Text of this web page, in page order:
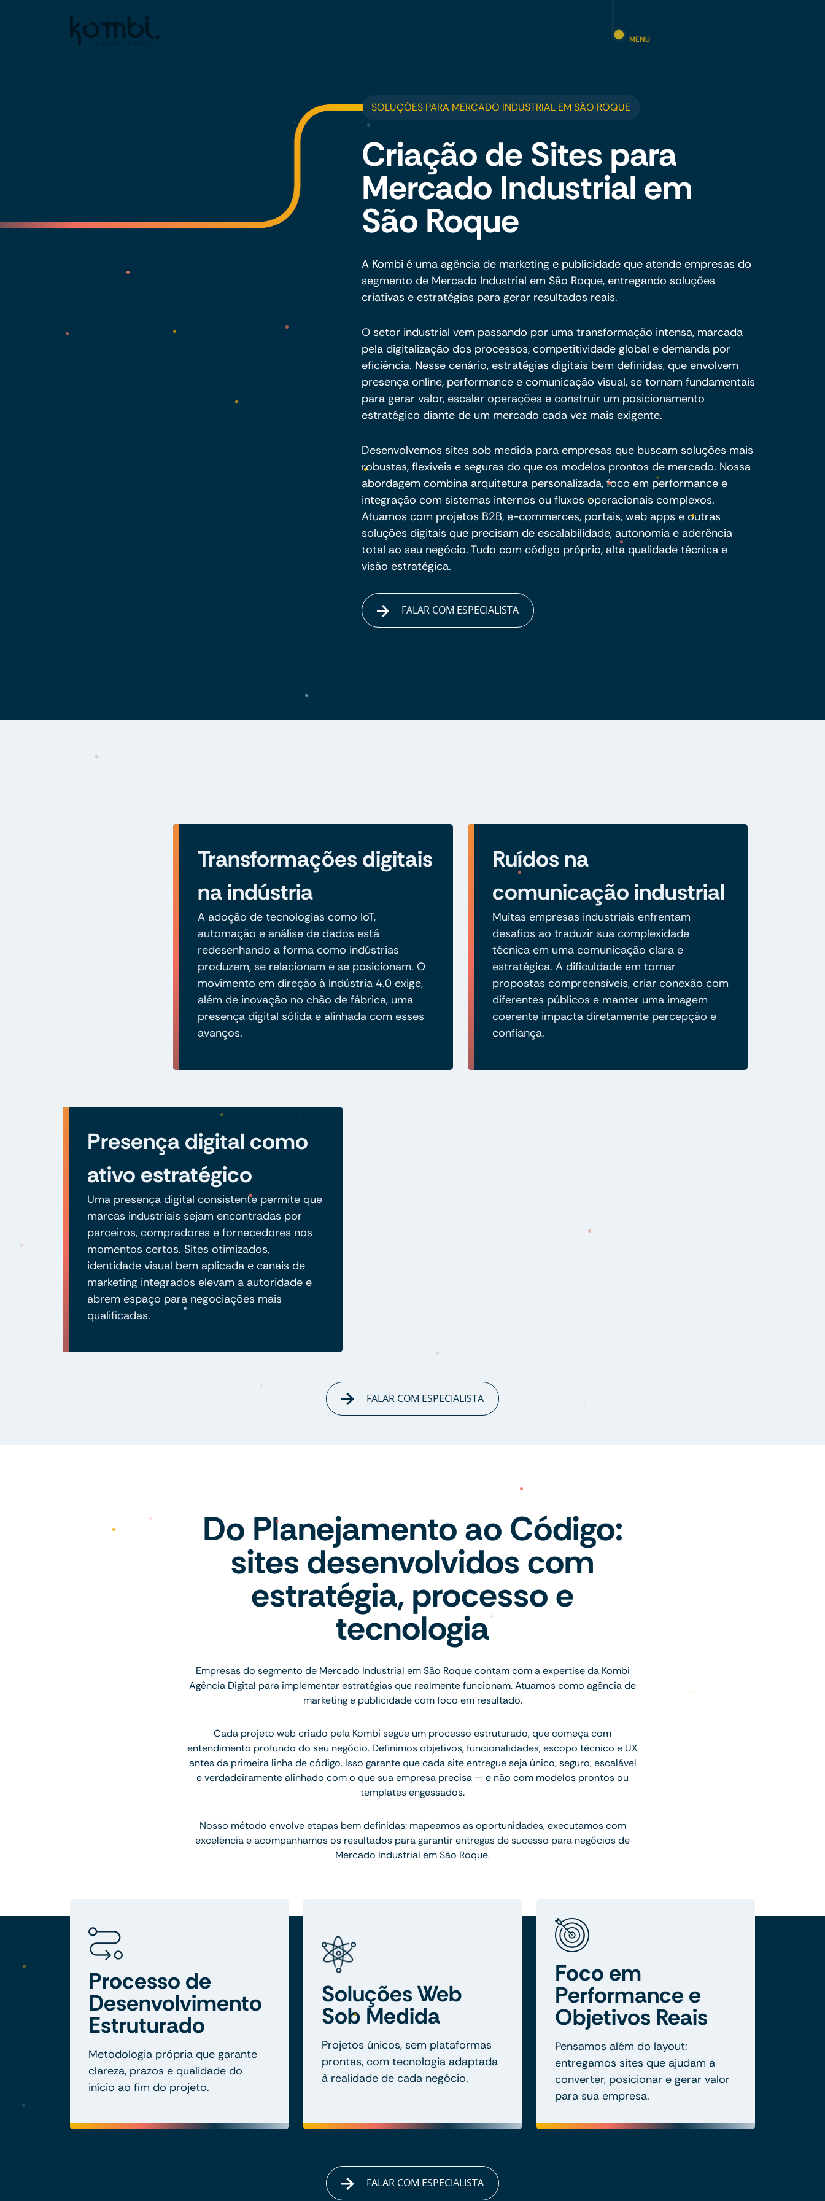
MENU
SOLUÇÕES PARA MERCADO INDUSTRIAL EM SÃO ROQUE
Criação de Sites para
Mercado Industrial em
São Roque
A Kombi é uma agência de marketing e publicidade que atende empresas do
segmento de Mercado Industrial em São Roque, entregando soluções
criativas e estratégias para gerar resultados reais.
O setor industrial vem passando por uma transformação intensa, marcada
pela digitalização dos processos, competitividade global e demanda por
eficiência. Nesse cenário, estratégias digitais bem definidas, que envolvem
presença online, performance e comunicação visual, se tornam fundamentais
para gerar valor, escalar operações e construir um posicionamento
estratégico diante de um mercado cada vez mais exigente.
Desenvolvemos sites sob medida para empresas que buscam soluções mais
robustas, flexíveis e seguras do que os modelos prontos de mercado. Nossa
abordagem combina arquitetura personalizada, foco em performance e
integração com sistemas internos ou fluxos operacionais complexos.
Atuamos com projetos B2B, e-commerces, portais, web apps e outras
soluções digitais que precisam de escalabilidade, autonomia e aderência
total ao seu negócio. Tudo com código próprio, alta qualidade técnica e
visão estratégica.
FALAR COM ESPECIALISTA
Transformações digitais
na indústria
A adoção de tecnologias como IoT,
automação e análise de dados está
redesenhando a forma como indústrias
produzem, se relacionam e se posicionam. O
movimento em direção à Indústria 4.0 exige,
além de inovação no chão de fábrica, uma
presença digital sólida e alinhada com esses
avanços.
Ruídos na
comunicação industrial
Muitas empresas industriais enfrentam
desafios ao traduzir sua complexidade
técnica em uma comunicação clara e
estratégica. A dificuldade em tornar
propostas compreensíveis, criar conexão com
diferentes públicos e manter uma imagem
coerente impacta diretamente percepção e
confiança.
Presença digital como
ativo estratégico
Uma presença digital consistente permite que
marcas industriais sejam encontradas por
parceiros, compradores e fornecedores nos
momentos certos. Sites otimizados,
identidade visual bem aplicada e canais de
marketing integrados elevam a autoridade e
abrem espaço para negociações mais
qualificadas.
FALAR COM ESPECIALISTA
Do Planejamento ao Código:
sites desenvolvidos com
estratégia, processo e
tecnologia
Empresas do segmento de Mercado Industrial em São Roque contam com a expertise da Kombi
Agência Digital para implementar estratégias que realmente funcionam. Atuamos como agência de
marketing e publicidade com foco em resultado.
Cada projeto web criado pela Kombi segue um processo estruturado, que começa com
entendimento profundo do seu negócio. Definimos objetivos, funcionalidades, escopo técnico e UX
antes da primeira linha de código. Isso garante que cada site entregue seja único, seguro, escalável
e verdadeiramente alinhado com o que sua empresa precisa — e não com modelos prontos ou
templates engessados.
Nosso método envolve etapas bem definidas: mapeamos as oportunidades, executamos com
excelência e acompanhamos os resultados para garantir entregas de sucesso para negócios de
Mercado Industrial em São Roque.
Processo de
Desenvolvimento
Estruturado
Metodologia própria que garante
clareza, prazos e qualidade do
início ao fim do projeto.
Soluções Web
Sob Medida
Projetos únicos, sem plataformas
prontas, com tecnologia adaptada
à realidade de cada negócio.
Foco em
Performance e
Objetivos Reais
Pensamos além do layout:
entregamos sites que ajudam a
converter, posicionar e gerar valor
para sua empresa.
FALAR COM ESPECIALISTA